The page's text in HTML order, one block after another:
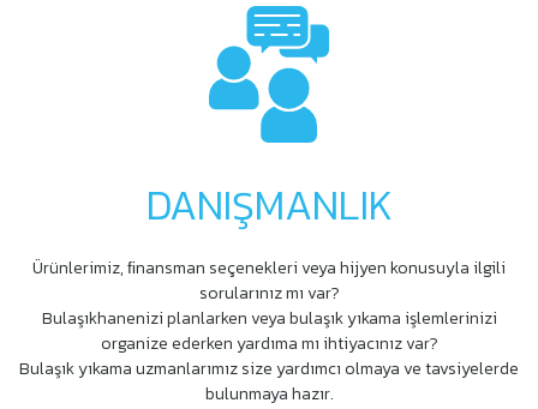
DANIŞMANLIK
Ürünlerimiz, ﬁnansman seçenekleri veya hijyen konusuyla ilgili
sorularınız mı var?
Bulaşıkhanenizi planlarken veya bulaşık yıkama işlemlerinizi
organize ederken yardıma mı ihtiyacınız var?
Bulaşık yıkama uzmanlarımız size yardımcı olmaya ve tavsiyelerde
bulunmaya hazır.